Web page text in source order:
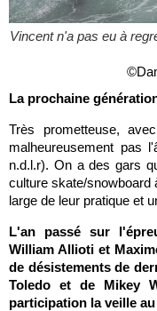
Vincent n'a pas eu à
La prochaine
Très prometteuse,
malheureusement pas
n.d.l.r). On a des gars
culture skate/snowboard
large de leur pratique et
L'an passé sur
William Allioti et
de désistements de
Toledo et de Mikey
participation la veille